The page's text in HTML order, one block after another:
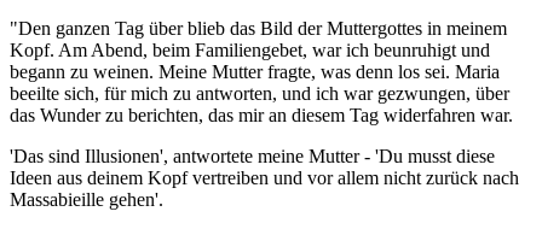
"Den ganzen Tag über blieb das Bild der Muttergottes in meinem
Kopf. Am Abend, beim Familiengebet, war ich beunruhigt und
begann zu weinen. Meine Mutter fragte, was denn los sei. Maria
beeilte sich, für mich zu antworten, und ich war gezwungen, über
das Wunder zu berichten, das mir an diesem Tag widerfahren war.
'Das sind Illusionen', antwortete meine Mutter - 'Du musst diese
Ideen aus deinem Kopf vertreiben und vor allem nicht zurück nach
Massabieille gehen'.